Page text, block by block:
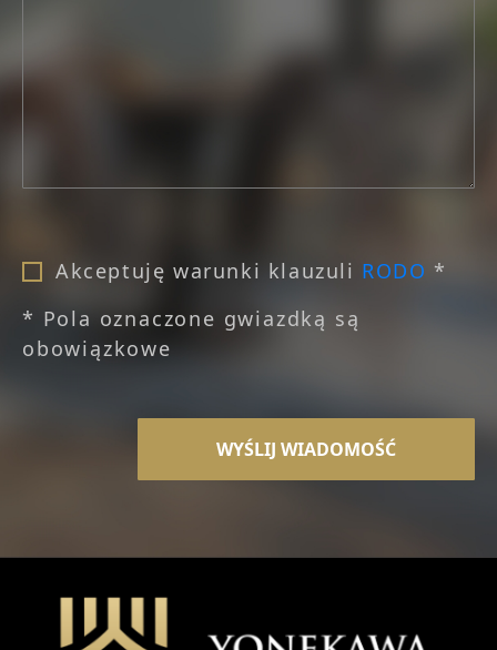
Akceptuję warunki klauzuli RODO *
* Pola oznaczone gwiazdką są
obowiązkowe